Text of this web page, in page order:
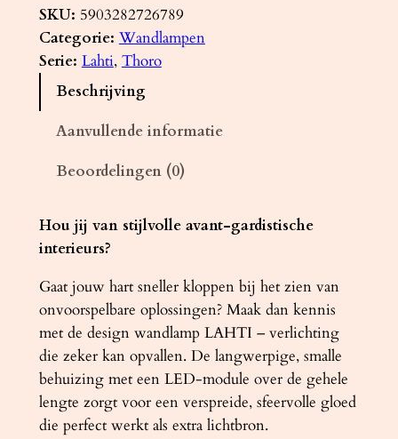
n
d
l
T
I
z
w
a
r
t
3
0
SKU: 5903282726789
Categorie: Wandlampen
Serie: Lahti, Thoro
Beschrijving
Aanvullende informatie
Beoordelingen (0)
Hou jij van stijlvolle avant-gardistische
interieurs?
Gaat jouw hart sneller kloppen bij het zien van
onvoorspelbare oplossingen? Maak dan kennis
met de design wandlamp LAHTI – verlichting
die zeker kan opvallen. De langwerpige, smalle
behuizing met een LED-module over de gehele
lengte zorgt voor een verspreide, sfeervolle gloed
die perfect werkt als extra lichtbron.